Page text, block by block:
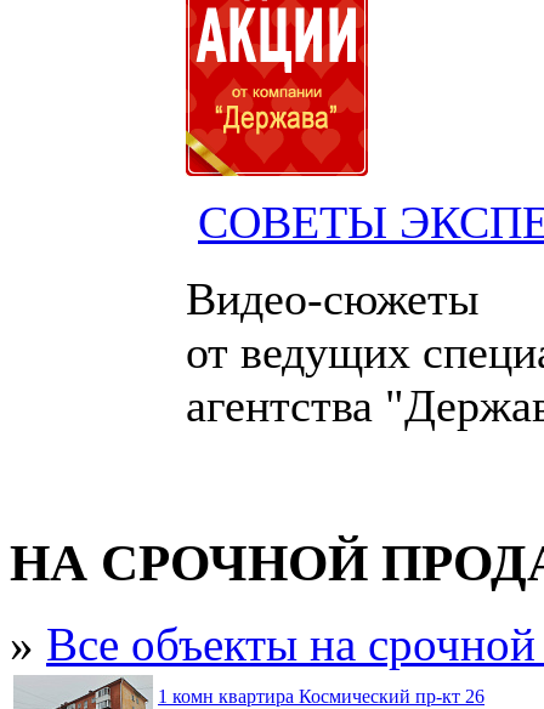
СОВЕТЫ
Видео-сюжеты
от ведущих
агентства
НА СРОЧНОЙ
» Все объекты на
1 комн квартира Космический пр-кт 26